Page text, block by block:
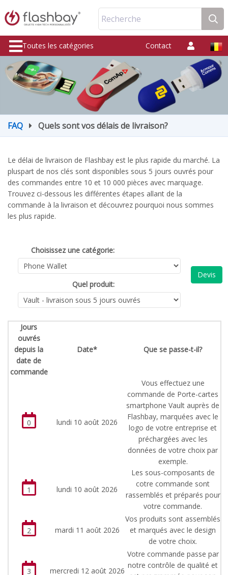
Recherche
Toutes les catégories Contact
FAQ Quels sont vos délais de livraison?
Le délai de livraison de Flashbay est le plus rapide du marché. La
pluspart de nos clés sont disponibles sous 5 jours ouvrés pour
des commandes entre 10 et 10 000 pièces avec marquage.
Trouvez ci-dessous les différentes étapes allant de la
commande à la livraison et découvrez pourquoi nous sommes
les plus rapide.
Choisissez une catégorie:
Quel produit:
Devis
Jours
ouvrés
depuis la
date de
commande
Date* Que se passe-t-il?
0 lundi 10 août 2026
Vous effectuez une
commande de Porte-cartes
smartphone Vault auprès de
Flashbay, marquées avec le
logo de votre entreprise et
préchargées avec les
données de votre choix par
exemple.
1 lundi 10 août 2026
Les sous-composants de
cotre commande sont
rassemblés et préparés pour
votre commande.
2 mardi 11 août 2026
Vos produits sont assemblés
et marqués avec le design
de votre choix.
3 mercredi 12 août 2026
Votre commande passe par
notre contrôle de qualité et